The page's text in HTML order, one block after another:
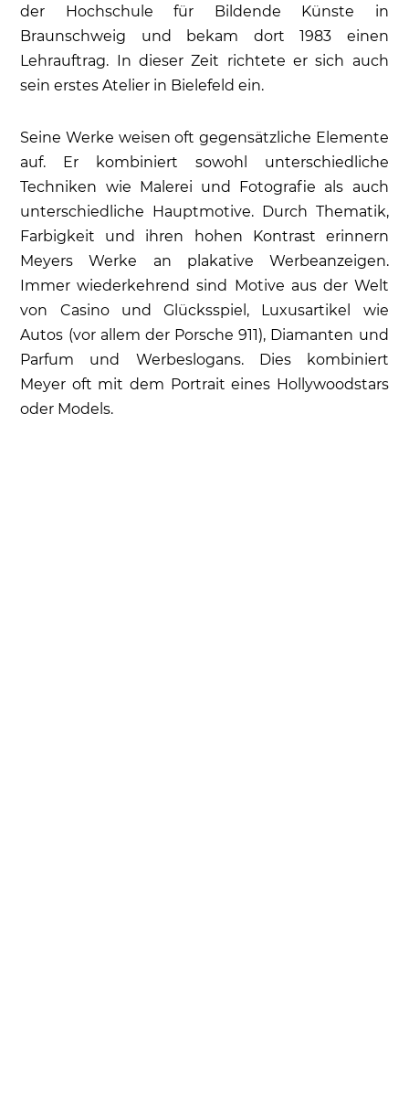
der Hochschule für Bildende Künste in
Braunschweig und bekam dort 1983 einen
Lehrauftrag. In dieser Zeit richtete er sich auch
sein erstes Atelier in Bielefeld ein.
Seine Werke weisen oft gegensätzliche Elemente
auf. Er kombiniert sowohl unterschiedliche
Techniken wie Malerei und Fotografie als auch
unterschiedliche Hauptmotive. Durch Thematik,
Farbigkeit und ihren hohen Kontrast erinnern
Meyers Werke an plakative Werbeanzeigen.
Immer wiederkehrend sind Motive aus der Welt
von Casino und Glücksspiel, Luxusartikel wie
Autos (vor allem der Porsche 911), Diamanten und
Parfum und Werbeslogans. Dies kombiniert
Meyer oft mit dem Portrait eines Hollywoodstars
oder Models.